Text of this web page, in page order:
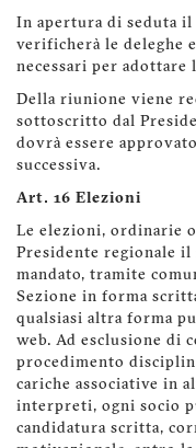
In apertura di seduta
verificherà le deleghe
necessari per adottare
Della riunione viene
sottoscritto dal
dovrà essere
successiva.
Art. 16 Elezioni
Le elezioni, ordinarie
Presidente regionale il
mandato, tramite
Sezione in forma
qualsiasi altra forma
web. Ad esclusione di
procedimento
cariche associative in
interpreti, ogni socio
candidatura scritta,